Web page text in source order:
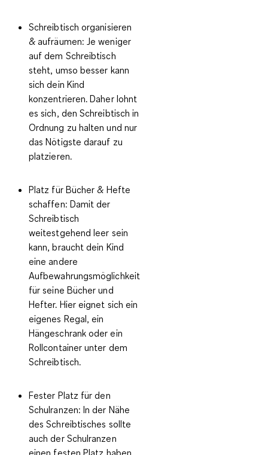
Schreibtisch organisieren
& aufräumen: Je weniger
auf dem Schreibtisch
steht, umso besser kann
sich dein Kind
konzentrieren. Daher lohnt
es sich, den Schreibtisch in
Ordnung zu halten und nur
das Nötigste darauf zu
platzieren.
Platz für Bücher & Hefte
schaffen: Damit der
Schreibtisch
weitestgehend leer sein
kann, braucht dein Kind
eine andere
Aufbewahrungsmöglichkeit
für seine Bücher und
Hefter. Hier eignet sich ein
eigenes Regal, ein
Hängeschrank oder ein
Rollcontainer unter dem
Schreibtisch.
Fester Platz für den
Schulranzen:In der Nähe
des Schreibtisches sollte
auch der Schulranzen
einen festen Platz haben.